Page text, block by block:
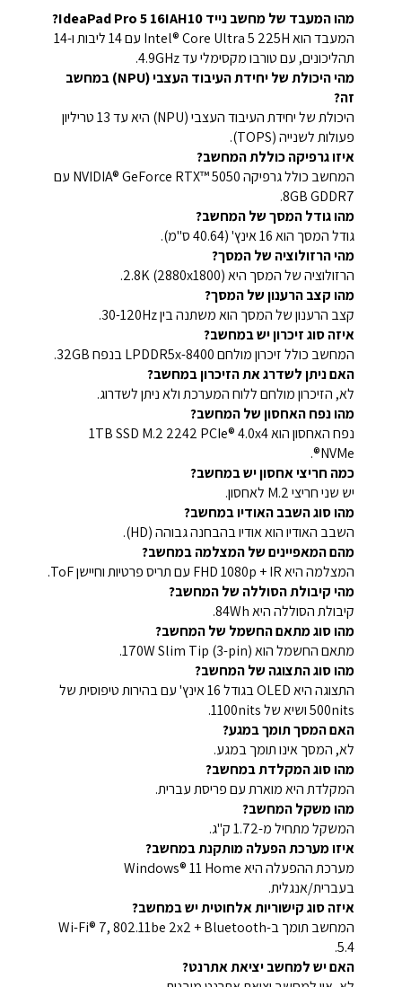
מהו המעבד של מחשב נייד IdeaPad Pro 5 16IAH10?
המעבד הוא Intel® Core Ultra 5 225H עם 14 ליבות ו-14
תהליכונים, עם טורבו מקסימלי עד 4.9GHz.
מהי היכולת של יחידת העיבוד העצבי (NPU) במחשב
זה?
היכולת של יחידת העיבוד העצבי (NPU) היא עד 13 טריליון
פעולות לשנייה (TOPS).
איזו גרפיקה כוללת המחשב?
המחשב כולל גרפיקה NVIDIA® GeForce RTX™ 5050 עם
8GB GDDR7.
מהו גודל המסך של המחשב?
גודל המסך הוא 16 אינץ' (40.64 ס"מ).
מהי הרזולוציה של המסך?
הרזולוציה של המסך היא 2.8K (2880x1800).
מהו קצב הרענון של המסך?
קצב הרענון של המסך הוא משתנה בין 30-120Hz.
איזה סוג זיכרון יש במחשב?
המחשב כולל זיכרון מולחם LPDDR5x-8400 בנפח 32GB.
האם ניתן לשדרג את הזיכרון במחשב?
לא, הזיכרון מולחם ללוח המערכת ולא ניתן לשדרוג.
מהו נפח האחסון של המחשב?
נפח האחסון הוא 1TB SSD M.2 2242 PCIe® 4.0x4
NVMe®.
כמה חריצי אחסון יש במחשב?
יש שני חריצי M.2 לאחסון.
מהו סוג השבב האודיו במחשב?
השבב האודיו הוא אודיו בהבחנה גבוהה (HD).
מהם המאפיינים של המצלמה במחשב?
המצלמה היא FHD 1080p + IR עם תריס פרטיות וחיישן ToF.
מהי קיבולת הסוללה של המחשב?
קיבולת הסוללה היא 84Wh.
מהו סוג מתאם החשמל של המחשב?
מתאם החשמל הוא 170W Slim Tip (3-pin).
מהו סוג התצוגה של המחשב?
התצוגה היא OLED בגודל 16 אינץ' עם בהירות טיפוסית של
500nits ושיא של 1100nits.
האם המסך תומך במגע?
לא, המסך אינו תומך במגע.
מהו סוג המקלדת במחשב?
המקלדת היא מוארת עם פריסת עברית.
מהו משקל המחשב?
המשקל מתחיל מ-1.72 ק"ג.
איזו מערכת הפעלה מותקנת במחשב?
מערכת ההפעלה היא Windows® 11 Home
בעברית/אנגלית.
איזה סוג קישוריות אלחוטית יש במחשב?
המחשב תומך ב-Wi-Fi® 7, 802.11be 2x2 + Bluetooth
5.4.
האם יש למחשב יציאת אתרנט?